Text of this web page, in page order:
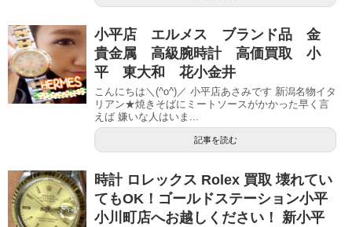
小平店 エルメス ブランド品 金
貴金属 高級腕時計 高価買取 小
平 東大和 花小金井
こんにちは＼(^o^)／ 小平店あさみです 新潟名物イタ
リアン★焼きそばにミートソースがかかった早く言
えば 嫌いな人はいま...
記事を読む
時計 ロレックス Rolex 買取 壊れてい
てもOK！ゴールドステーション小平
小川町店へお越しください！ 新小平